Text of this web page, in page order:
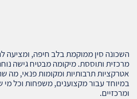
השכונה סין ממוקמת בלב חיפה, ומציעה
מרכזית ותוססת. מיקומה מבטיח גישה
אטרקציות תרבותיות ומקומות פנאי, מה
במיוחד עבור מקצוענים, משפחות וכל מי
ומרכזיים.